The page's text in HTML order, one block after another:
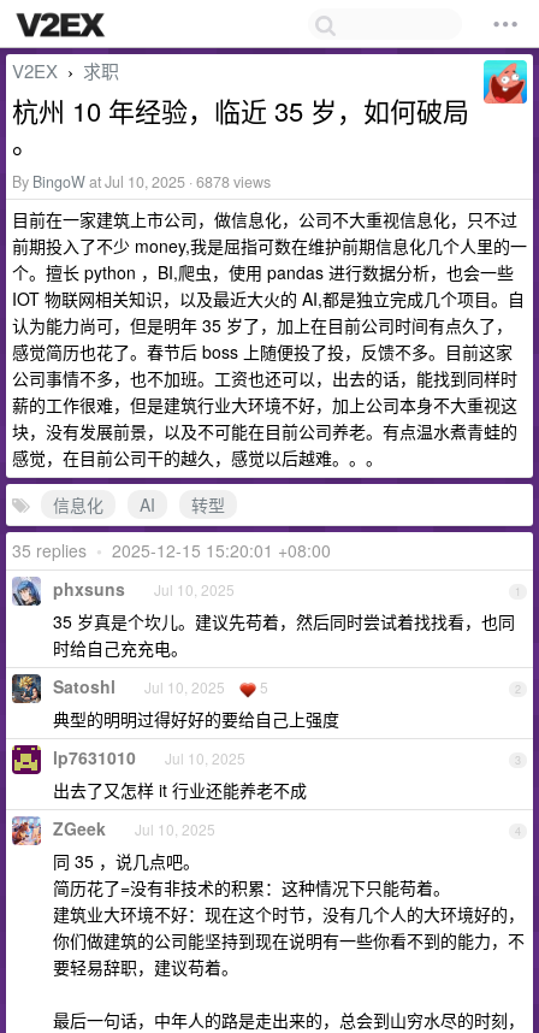
V2EX › 求职
杭州 10 年经验，临近 35 岁，如何破局
。
By BingoWat Jul 10, 2025 · 6878 views
目前在一家建筑上市公司，做信息化，公司不大重视信息化，只不过
前期投入了不少 money,我是屈指可数在维护前期信息化几个人里的一
个。擅长 python ，BI,爬虫，使用 pandas 进行数据分析，也会一些
IOT 物联网相关知识，以及最近大火的 AI,都是独立完成几个项目。自
认为能力尚可，但是明年 35 岁了，加上在目前公司时间有点久了，
感觉简历也花了。春节后 boss 上随便投了投，反馈不多。目前这家
公司事情不多，也不加班。工资也还可以，出去的话，能找到同样时
薪的工作很难，但是建筑行业大环境不好，加上公司本身不大重视这
块，没有发展前景，以及不可能在目前公司养老。有点温水煮青蛙的
感觉，在目前公司干的越久，感觉以后越难。。。
信息化
AI
转型
35 replies • 2025-12-15 15:20:01 +08:00
1
phxsuns Jul 10, 2025
35 岁真是个坎儿。建议先苟着，然后同时尝试着找找看，也同
时给自己充充电。
2
Satoshl Jul 10, 2025 5
典型的明明过得好好的要给自己上强度
3
lp7631010 Jul 10, 2025
出去了又怎样 it 行业还能养老不成
4
ZGeek Jul 10, 2025
同 35 ，说几点吧。
简历花了=没有非技术的积累：这种情况下只能苟着。
建筑业大环境不好：现在这个时节，没有几个人的大环境好的，
你们做建筑的公司能坚持到现在说明有一些你看不到的能力，不
要轻易辞职，建议苟着。
最后一句话，中年人的路是走出来的，总会到山穷水尽的时刻，